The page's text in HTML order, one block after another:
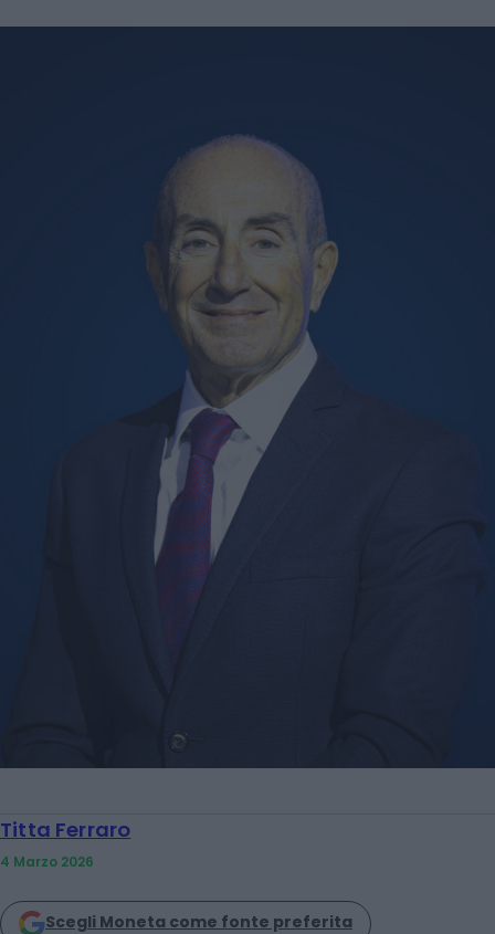
Titta Ferraro
4 Marzo 2026
Scegli Moneta come fonte preferita